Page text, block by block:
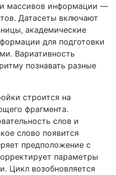
массивов информации —
Датасеты включают
академические
для подготовки
Вариативность
познавать разные
строится на
фрагмента.
слов и
слово появится
предположение с
параметры
Цикл возобновляется